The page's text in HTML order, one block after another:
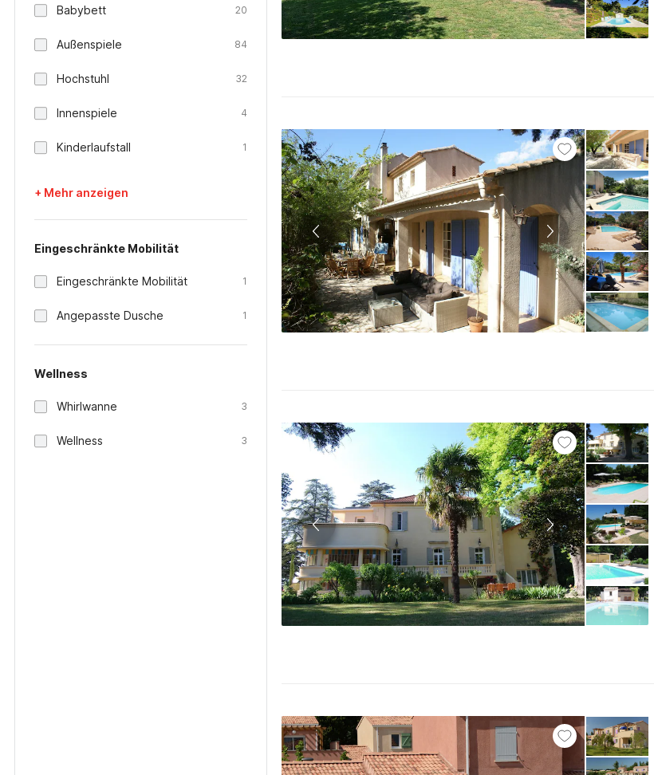
Babybett 20
Außenspiele 84
Hochstuhl 32
Innenspiele 4
Kinderlaufstall 1
+ Mehr anzeigen
Eingeschränkte Mobilität
Eingeschränkte Mobilität 1
Angepasste Dusche 1
Wellness
Whirlwanne 3
Wellness 3